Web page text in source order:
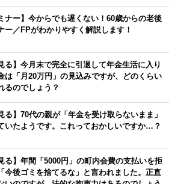
ナー】今からでも遅くない！60歳からの老後
ー／FPがわかりやすく解説します！
る】今月末で完全に引退して年金生活に入り
は「月20万円」の見込みですが、どのくらい
るのでしょう？
る】70代の親が「年金を受け取らないまま」
いたようです。これっておかしいですか…？
る】年間「5000円」の町内会費の支払いを拒
今後ゴミを捨てるな」と言われました。正直